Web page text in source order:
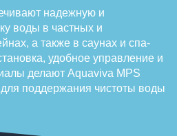
надежную и
воды в частных и
а также в саунах и спа-
удобное управление и
делают Aquaviva MPS
поддержания чистоты воды